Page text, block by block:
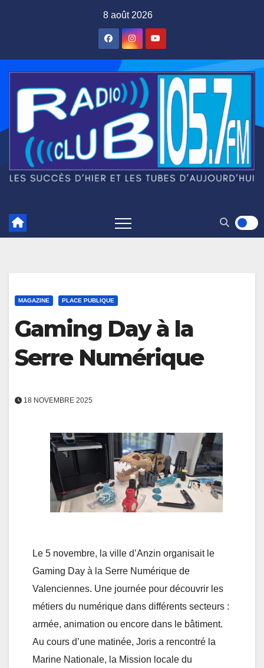
8 août 2026
MAGAZINE PLACE PUBLIQUE
Gaming Day à la
Serre Numérique
18 NOVEMBRE 2025
Le 5 novembre, la ville d’Anzin organisait le
Gaming Day à la Serre Numérique de
Valenciennes. Une journée pour découvrir les
métiers du numérique dans différents secteurs :
armée, animation ou encore dans le bâtiment.
Au cours d’une matinée, Joris a rencontré la
Marine Nationale, la Mission locale du